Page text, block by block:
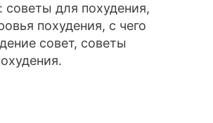
советы для похудения,
похудения, с чего
совет, советы